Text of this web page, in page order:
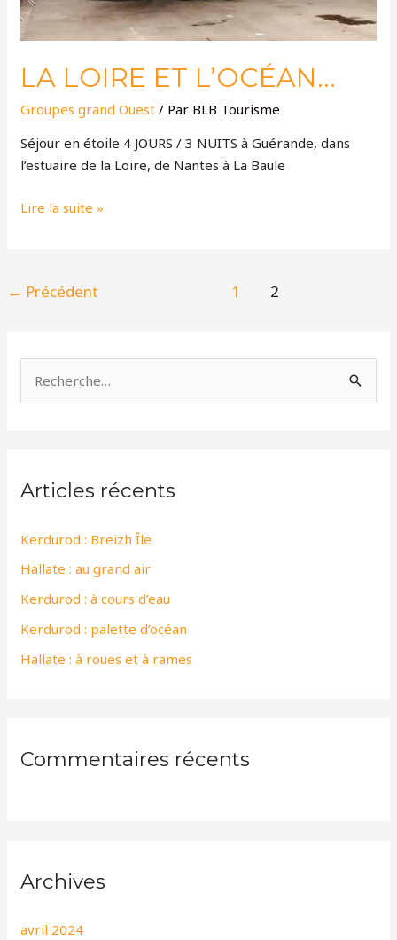
LA LOIRE ET L’OCÉAN…
Groupes grand Ouest / Par BLB Tourisme
Séjour en étoile 4 JOURS / 3 NUITS à Guérande, dans
l’estuaire de la Loire, de Nantes à La Baule
Lire la suite »
← Précédent 1 2
e
c
h
e
r
Articles récents
Kerdurod : Breizh Île
Hallate : au grand air
Kerdurod : à cours d’eau
Kerdurod : palette d’océan
Hallate : à roues et à rames
Commentaires récents
Archives
avril 2024